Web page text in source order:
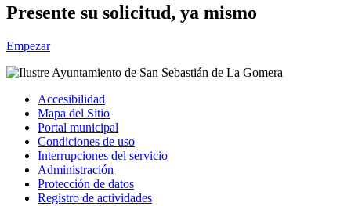
Presente su solicitud, ya mismo
Empezar
Accesibilidad
Mapa del Sitio
Portal municipal
Condiciones de uso
Interrupciones del servicio
Administración
Protección de datos
Registro de actividades